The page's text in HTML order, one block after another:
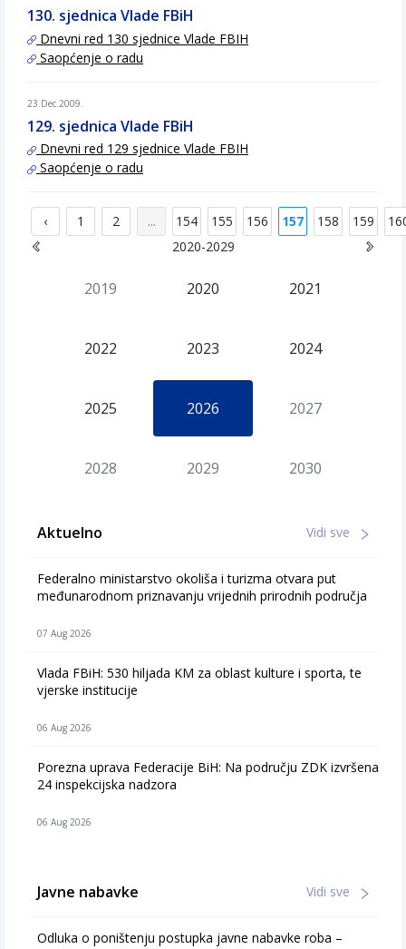
130. sjednica Vlade FBiH
Dnevni red 130 sjednice Vlade FBIH
Saopćenje o radu
23.Dec.2009.
129. sjednica Vlade FBiH
Dnevni red 129 sjednice Vlade FBIH
Saopćenje o radu
‹ 1 2 ... 154 155 156 157 158 159
2020-2029
2019 2020 2021
2022 2023 2024
2025 2026 2027
2028 2029 2030
Aktuelno Vidi sve
Federalno ministarstvo okoliša i turizma otvara put
međunarodnom priznavanju vrijednih prirodnih područja
07 Aug 2026
Vlada FBiH: 530 hiljada KM za oblast kulture i sporta, te
vjerske institucije
06 Aug 2026
Porezna uprava Federacije BiH: Na području ZDK izvršena
24 inspekcijska nadzora
06 Aug 2026
Javne nabavke Vidi sve
Odluka o poništenju postupka javne nabavke roba –